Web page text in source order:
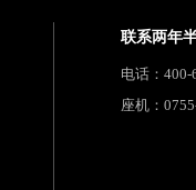
联系两年
电话：
座机：